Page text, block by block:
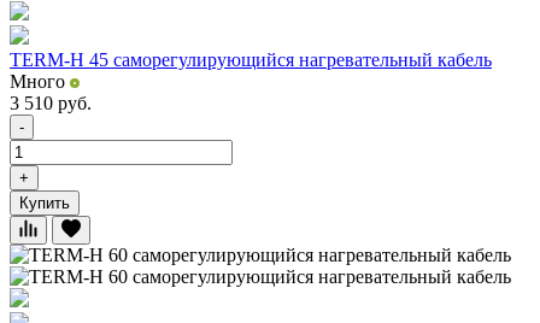
TERM-H 45 саморегулирующийся нагревательный кабель
Много
3 510 руб.
-
+
Купить